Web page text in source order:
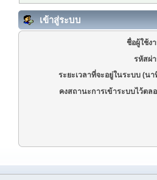
เข้าสู่ระบบ
ชื่อผู้ใช้ง
รหัสผ่
ระยะเวลาที่จะอยู่ในระบบ (นา
คงสถานะการเข้าระบบไว้ตล